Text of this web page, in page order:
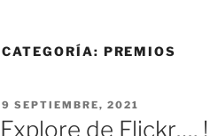
CATEGORÍA: PREMIOS
PUBLICADO
EL
9 SEPTIEMBRE, 2021
Explore de Flickr…,